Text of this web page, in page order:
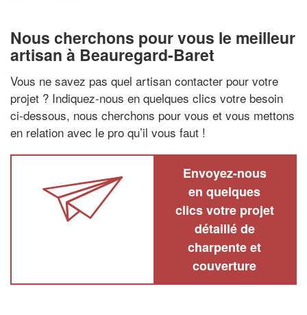
Nous cherchons pour vous le meilleur
artisan à Beauregard-Baret
Vous ne savez pas quel artisan contacter pour votre
projet ? Indiquez-nous en quelques clics votre besoin
ci-dessous, nous cherchons pour vous et vous mettons
en relation avec le pro qu’il vous faut !
Envoyez-nous
en quelques
clics votre projet
détaillé de
charpente et
couverture